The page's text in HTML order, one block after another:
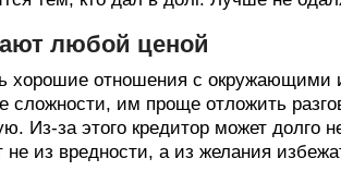
любой ценой
хорошие отношения с окружающими
им проще отложить
Из-за этого кредитор может долго
из вредности, а из желания